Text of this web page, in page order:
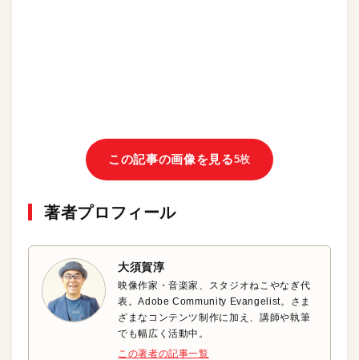
この記事の画像を見る5枚
著者プロフィール
大須賀淳
映像作家・音楽家、スタジオねこやなぎ代
表。Adobe Community Evangelist。さま
ざまなコンテンツ制作に加え、講師や執筆
でも幅広く活動中。
この著者の記事一覧